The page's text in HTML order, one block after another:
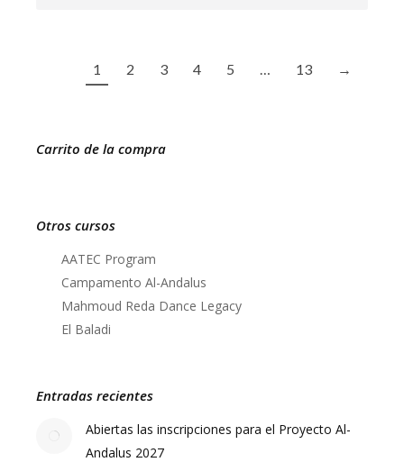
1 2 3 4 5 … 13 →
Carrito de la compra
Otros cursos
AATEC Program
Campamento Al-Andalus
Mahmoud Reda Dance Legacy
El Baladi
Entradas recientes
Abiertas las inscripciones para el Proyecto Al-
Andalus 2027